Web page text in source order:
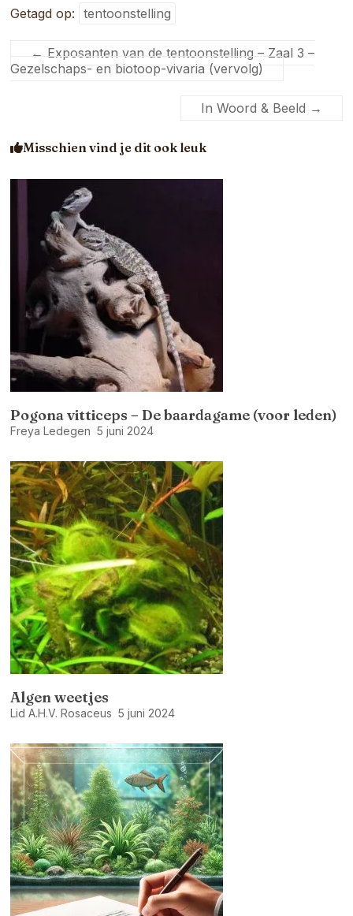
Getagd op: tentoonstelling
← Exposanten van de tentoonstelling – Zaal 3 –
Gezelschaps- en biotoop-vivaria (vervolg)
In Woord & Beeld →
Misschien vind je dit ook leuk
Pogona vitticeps – De baardagame (voor leden)
Freya Ledegen 5 juni 2024
Algen weetjes
Lid A.H.V. Rosaceus 5 juni 2024